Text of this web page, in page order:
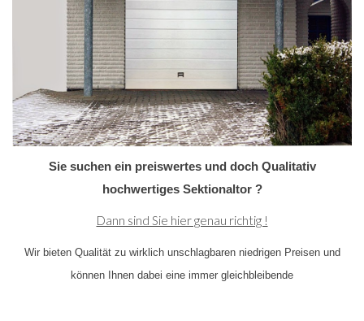
Sie suchen ein preiswertes und doch Qualitativ
hochwertiges Sektionaltor ?
Dann sind Sie hier genau richtig !
Wir bieten Qualität zu wirklich unschlagbaren niedrigen Preisen und
können Ihnen dabei eine immer gleichbleibende